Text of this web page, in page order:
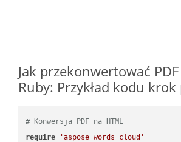
Jak przekonwertować
Ruby: Przykład kodu
# Konwersja PDF na HTML
require
'aspose_words_cloud'